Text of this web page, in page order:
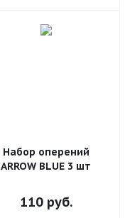
Набор оперений
ARROW BLUE 3 шт
110руб.